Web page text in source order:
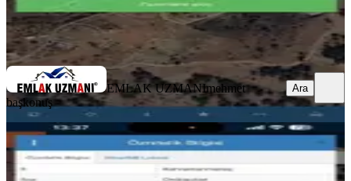
EMLAK UZMANImehmet başkonuş
Ara
EMLAK UZMANImehmet
başkonuş
Ara
Baraj Manzaralı Villa Arsası
Onikişubat, Sarıçukur Mahallesi